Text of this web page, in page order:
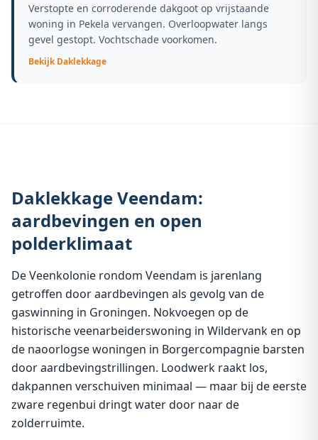
Verstopte en corroderende dakgoot op vrijstaande
woning in Pekela vervangen. Overloopwater langs
gevel gestopt. Vochtschade voorkomen.
BekijkDaklekkage
Daklekkage Veendam:
aardbevingen en open
polderklimaat
De Veenkolonie rondom Veendam is jarenlang
getroffen door aardbevingen als gevolg van de
gaswinning in Groningen. Nokvoegen op de
historische veenarbeiderswoning in Wildervank en op
de naoorlogse woningen in Borgercompagnie barsten
door aardbevingstrillingen. Loodwerk raakt los,
dakpannen verschuiven minimaal — maar bij de eerste
zware regenbui dringt water door naar de
zolderruimte.